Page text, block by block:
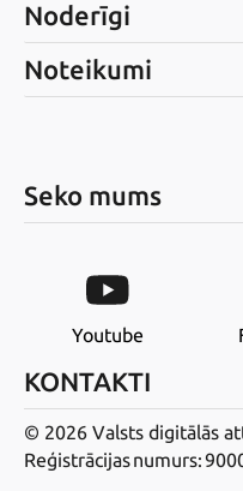
Noderīgi
Noteikumi
Seko mums
Youtube
KONTAKTI
© 2026 Valsts digitālās
Reģistrācijas numurs: